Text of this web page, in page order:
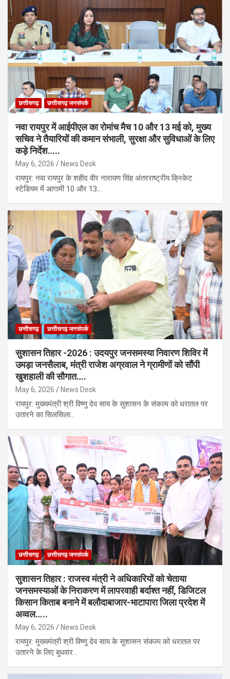
छत्तीसगढ़ छत्तीसगढ़ जनसंपर्क
नवा रायपुर में आईपीएल का रोमांच मैच 10 और 13 मई को, मुख्य
सचिव ने तैयारियों की कमान संभाली, सुरक्षा और सुविधाओं के लिए
कड़े निर्देश…..
May 6, 2026 News Desk
​रायपुर: नवा रायपुर के शहीद वीर नारायण सिंह अंतरराष्ट्रीय क्रिकेट
स्टेडियम में आगामी 10 और 13…
छत्तीसगढ़ छत्तीसगढ़ जनसंपर्क
सुशासन तिहार -2026 : उदयपुर जनसमस्या निवारण शिविर में
उमड़ा जनसैलाब, मंत्री राजेश अग्रवाल ने ग्रामीणों को सौंपी
खुशहाली की सौगात….
May 6, 2026 News Desk
​रायपुर: मुख्यमंत्री श्री विष्णु देव साय के सुशासन के संकल्प को धरातल पर
उतारने का सिलसिला…
छत्तीसगढ़ छत्तीसगढ़ जनसंपर्क
सुशासन तिहार : राजस्व मंत्री ने अधिकारियों को चेताया
जनसमस्याओं के निराकरण में लापरवाही बर्दाश्त नहीं, डिजिटल
किसान किताब बनाने में बलौदाबाजार-भाटापारा जिला प्रदेश में
अव्वल…..
May 6, 2026 News Desk
​रायपुर: मुख्यमंत्री श्री विष्णु देव साय के सुशासन संकल्प को धरातल पर
उतारने के लिए बुधवार…